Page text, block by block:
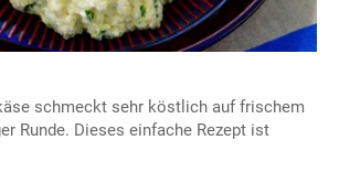
schmeckt sehr köstlich auf frischem
Runde. Dieses einfache Rezept ist